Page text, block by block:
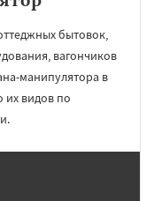
бытовок,
вагончиков
манипулятора в
их видов по